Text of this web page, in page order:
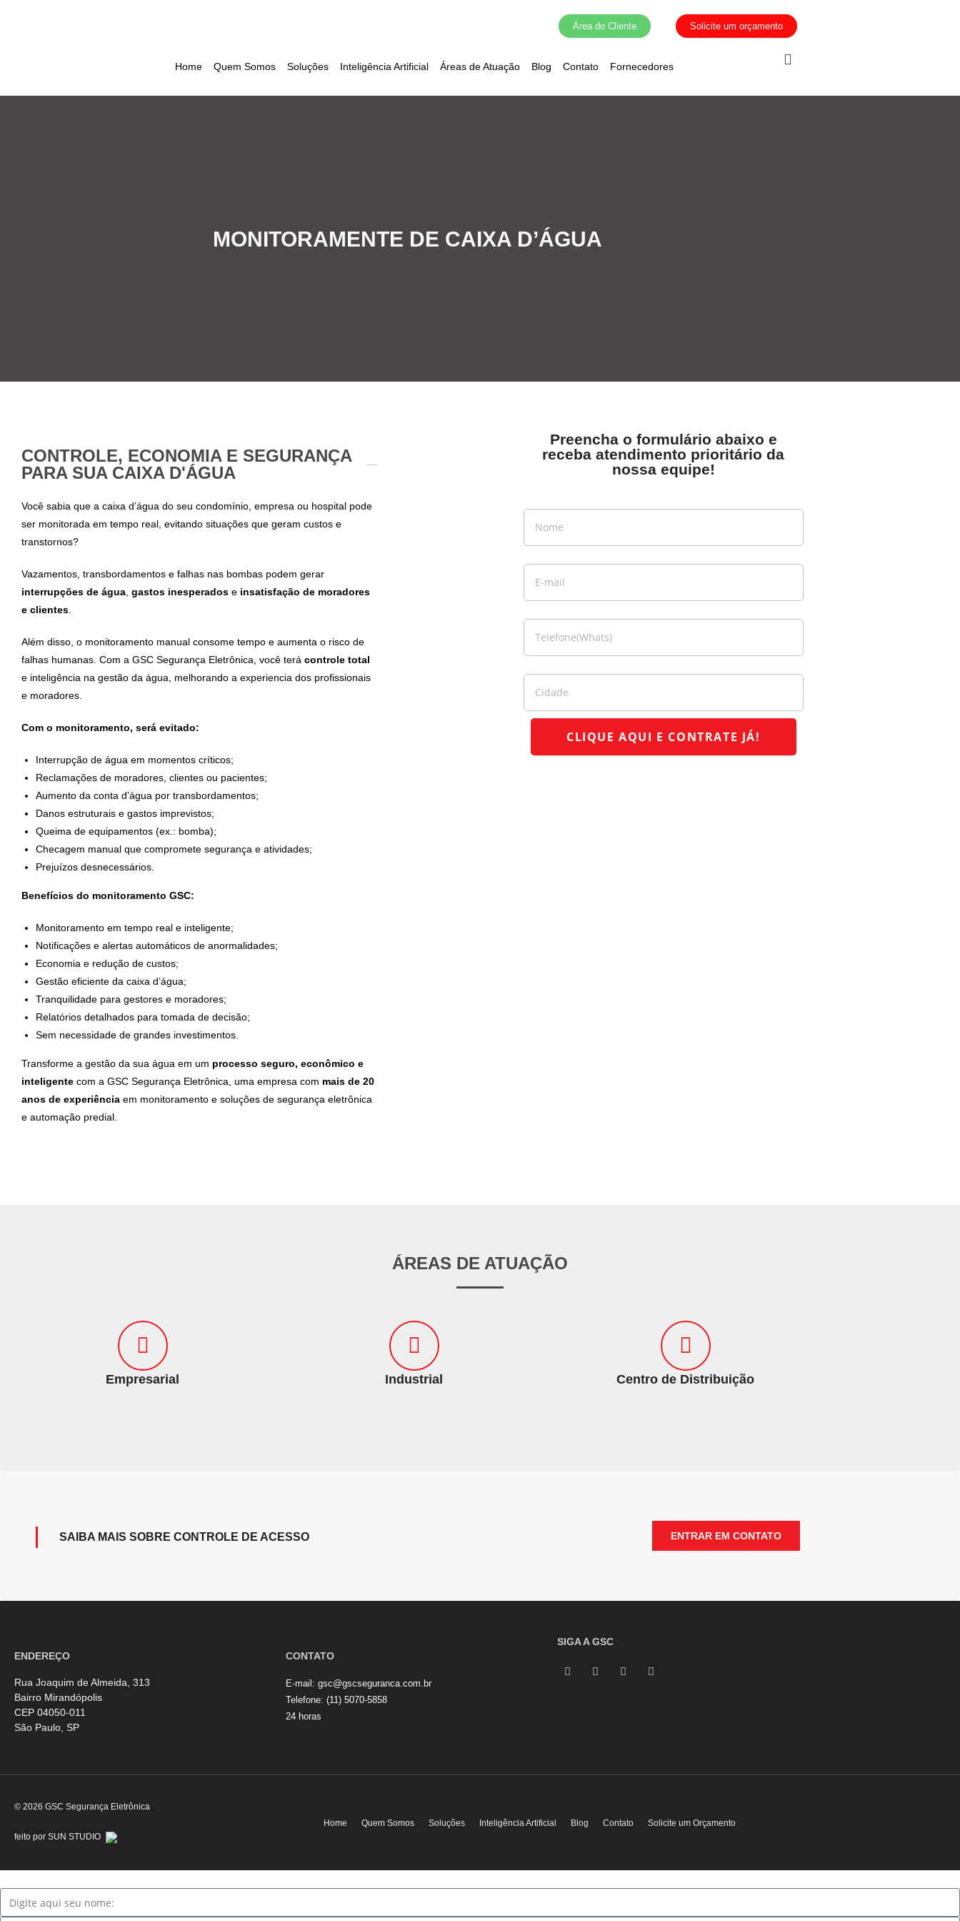
Área do Cliente Solicite um orçamento
Home Quem Somos Soluções Inteligência Artificial Áreas de Atuação Blog Contato Fornecedores
MONITORAMENTE DE CAIXA D’ÁGUA
CONTROLE, ECONOMIA E SEGURANÇA
PARA SUA CAIXA D'ÁGUA
Você sabia que a caixa d’água do seu condomínio, empresa ou hospital pode
ser monitorada em tempo real, evitando situações que geram custos e
transtornos?
Vazamentos, transbordamentos e falhas nas bombas podem gerar
interrupções de água gastos inesperados e insatisfação de moradores
e clientes
Além disso, o monitoramento manual consome tempo e aumenta o risco de
falhas humanas. Com a GSC Segurança Eletrônica, você terá controle total
e inteligência na gestão da água, melhorando a experiencia dos profissionais
e moradores.
Com o monitoramento, será evitado:
Interrupção de água em momentos críticos;
Reclamações de moradores, clientes ou pacientes;
Aumento da conta d’água por transbordamentos;
Danos estruturais e gastos imprevistos;
Queima de equipamentos (ex.: bomba);
Checagem manual que compromete segurança e atividades;
Prejuízos desnecessários.
Benefícios do monitoramento GSC:
Monitoramento em tempo real e inteligente;
Notificações e alertas automáticos de anormalidades;
Economia e redução de custos;
Gestão eficiente da caixa d’água;
Tranquilidade para gestores e moradores;
Relatórios detalhados para tomada de decisão;
Sem necessidade de grandes investimentos.
Transforme a gestão da sua água em um processo seguro, econômico e
inteligente com a GSC Segurança Eletrônica, uma empresa com mais de 20
anos de experiência em monitoramento e soluções de segurança eletrônica
e automação predial.
Preencha o formulário abaixo e
receba atendimento prioritário da
nossa equipe!
Câmera
CLIQUE AQUI E CONTRATE JÁ!
ÁREAS DE ATUAÇÃO
Empresarial Industrial Centro de Distribuição
SAIBA MAIS SOBRE CONTROLE DE ACESSO ENTRAR EM CONTATO
ENDEREÇO
Rua Joaquim de Almeida, 313
Bairro Mirandópolis
CEP 04050-011
São Paulo, SP
CONTATO
E-mail: gsc@gscseguranca.com.br
Telefone: (11) 5070-5858
24 horas
SIGA A GSC
© 2026 GSC Segurança Eletrônica
feito por SUN STUDIO
Home Quem Somos Soluções Inteligência Artificial Blog Contato Solicite um Orçamento